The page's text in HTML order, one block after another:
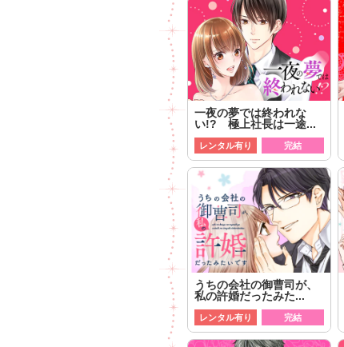
一夜の夢では終われな
い!? 極上社長は一途...
レンタル有り 完結
うちの会社の御曹司が、
私の許婚だったみた...
レンタル有り 完結